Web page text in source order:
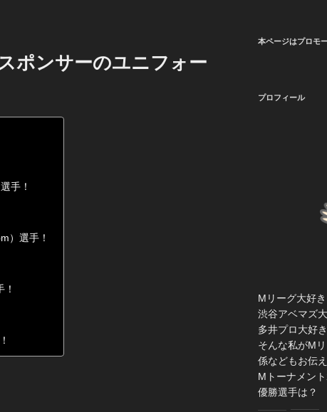
ポンサーのユニフォー
手！
）選手！
本ページはプロモ
プロフィール
Mリーグ大好き
渋谷アベマズ
多井プロ大好き
そんな私がM
係などもお伝
Mトーナメン
優勝選手は？